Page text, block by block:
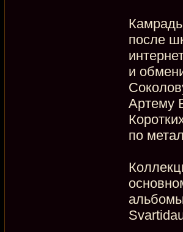
после
и
Артему
по